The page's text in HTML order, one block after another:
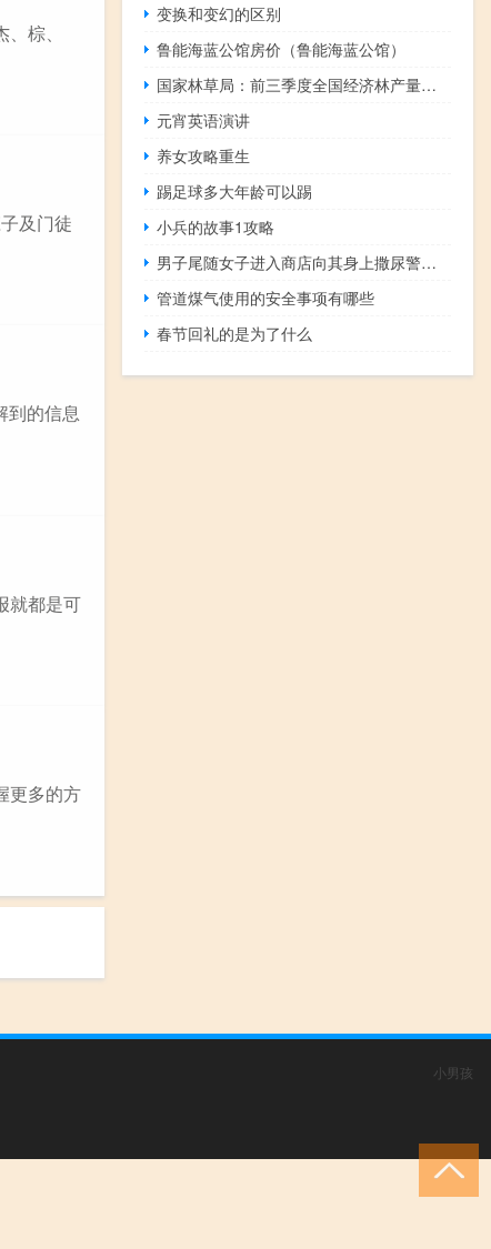
棕、
及门徒
到的信息
就都是可
更多的方
变换和变幻的区别
鲁能海蓝公馆房价（鲁能海蓝公馆）
国家林草局：前三季度全国经济林产量达1.15亿吨
元宵英语演讲
养女攻略重生
踢足球多大年龄可以踢
小兵的故事1攻略
男子尾随女子进入商店向其身上撒尿警方介入调查 到底什么情况呢
管道煤气使用的安全事项有哪些
春节回礼的是为了什么
小男孩